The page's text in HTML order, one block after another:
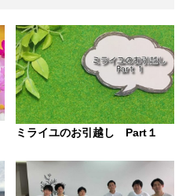
ミライユのお引越し Part１